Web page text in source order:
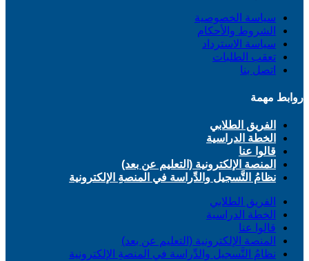
سياسة الخصوصية
الشروط والأحكام
سياسة الاسترداد
تعقب الطلبات
اتصل بنا
روابط مهمة
الفريق الطلابي
الخطة الدراسية
قالوا عنا
المنصة الإلكترونية (التعليم عن بعد)
نظامُ التَّسجيل والدِّراسة في المنصةِ الإلكترونية
الفريق الطلابي
الخطة الدراسية
قالوا عنا
المنصة الإلكترونية (التعليم عن بعد)
نظامُ التَّسجيل والدِّراسة في المنصةِ الإلكترونية